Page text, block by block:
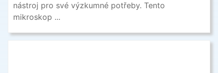
nástroj pro své výzkumné potřeby. Tento
mikroskop ...